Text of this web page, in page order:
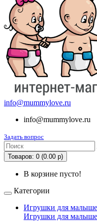
info@mummylove.ru
info@mummylove.ru
Задать вопрос
Товаров: 0 (0.00 р)
В корзине пусто!
Категории
Игрушки для
Игрушки для